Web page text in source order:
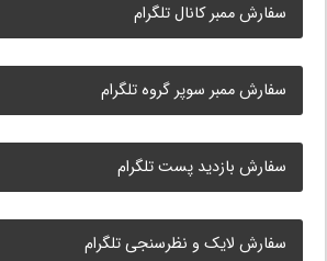
سفارش ممبر کانال تلگرام
سفارش ممبر سوپر گروه تلگرام
سفارش بازدید پست تلگرام
سفارش لایک و نظرسنجی تلگرام